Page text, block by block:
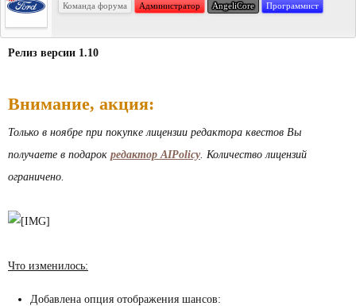
Команда форума Администратор AngeliCore Программист
Релиз версии 1.10
Внимание, акция:
Только в ноябре при покупке лицензии редактора квестов Вы
получаете в подарок редактор AIPolicy. Количество лицензий
ограничено.
Что изменилось:
Добавлена опция отображения шансов: